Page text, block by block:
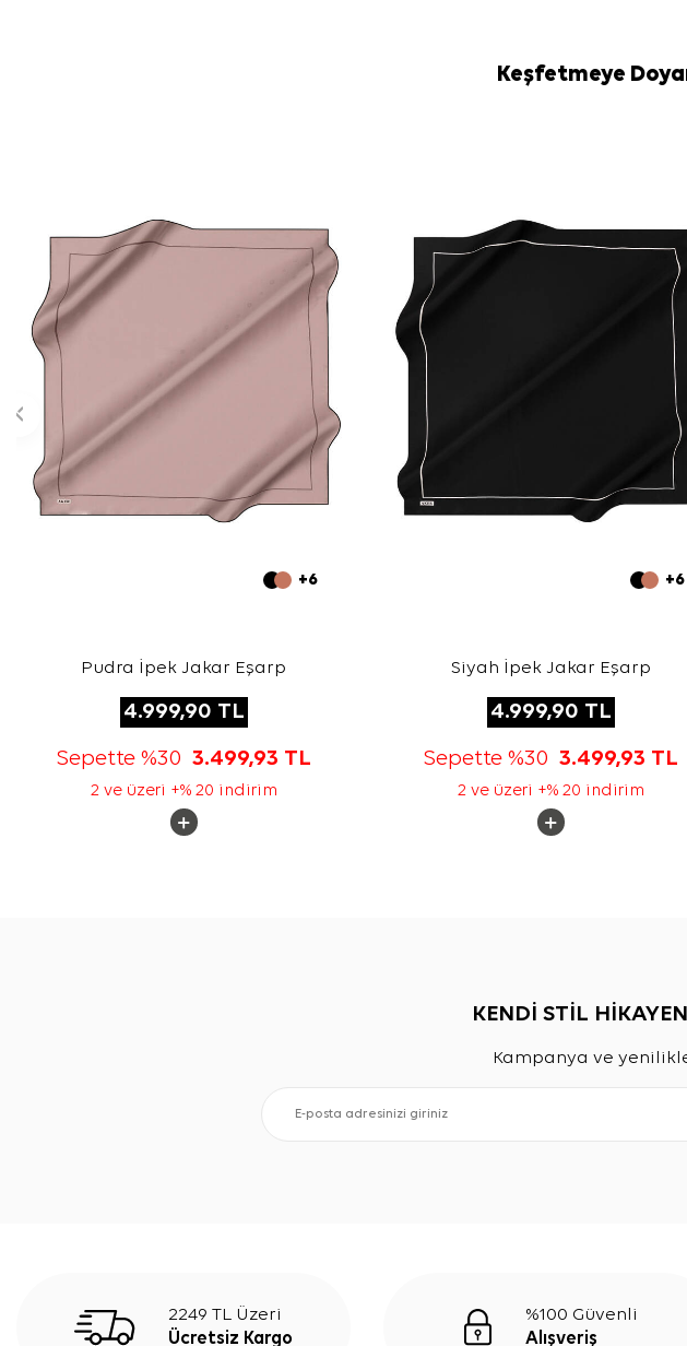
Keşfetmeye
+6
Pudra İpek Jakar Eşarp
4.999,90 TL
Sepette %30 3.499,93 TL
2 ve üzeri +% 20 indirim
+6
Siyah İpek Jakar Eşarp
4.999,90 TL
Sepette %30 3.499,93 TL
2 ve üzeri +% 20 indirim
KENDİ STİL
Kampanya ve
2249 TL Üzeri
Ücretsiz Kargo
%100 Güvenli
Alışveriş